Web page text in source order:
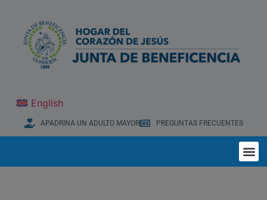
English
APADRINA UN ADULTO MAYOR PREGUNTAS FRECUENTES